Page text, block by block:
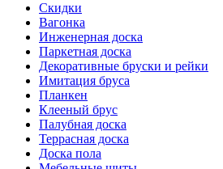
Скидки
Вагонка
Инженерная доска
Паркетная доска
Декоративные бруски и рейки
Имитация бруса
Планкен
Клееный брус
Палубная доска
Террасная доска
Доска пола